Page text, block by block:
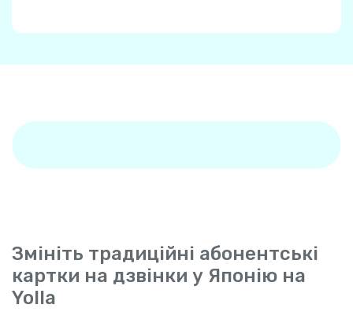
Змініть традиційні абонентські
картки на дзвінки у Японію на
Yolla